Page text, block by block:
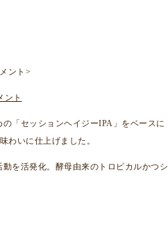
ント >
ト
「セッションヘイジーIPA 」をベースに
わいに仕上げました。
を活発化。酵母由来のトロピカルかつシ